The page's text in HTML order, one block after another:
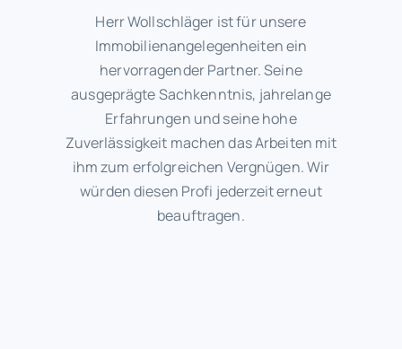
Herr Wollschläger ist für unsere
Immobilienangelegenheiten ein
hervorragender Partner. Seine
ausgeprägte Sachkenntnis, jahrelange
Erfahrungen und seine hohe
Zuverlässigkeit machen das Arbeiten mit
ihm zum erfolgreichen Vergnügen. Wir
würden diesen Profi jederzeit erneut
beauftragen.